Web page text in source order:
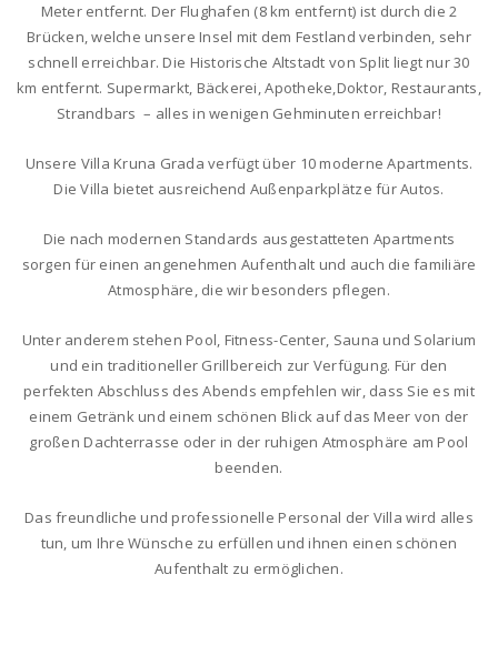
Meter entfernt. Der Flughafen (8 km entfernt) ist durch die 2
Brücken, welche unsere Insel mit dem Festland verbinden, sehr
schnell erreichbar. Die Historische Altstadt von Split liegt nur 30
km entfernt. Supermarkt, Bäckerei, Apotheke,Doktor, Restaurants,
Strandbars – alles in wenigen Gehminuten erreichbar!
Unsere Villa Kruna Grada verfügt über 10 moderne Apartments.
Die Villa bietet ausreichend Außenparkplätze für Autos.
Die nach modernen Standards ausgestatteten Apartments
sorgen für einen angenehmen Aufenthalt und auch die familiäre
Atmosphäre, die wir besonders pflegen.
Unter anderem stehen Pool, Fitness-Center, Sauna und Solarium
und ein traditioneller Grillbereich zur Verfügung. Für den
perfekten Abschluss des Abends empfehlen wir, dass Sie es mit
einem Getränk und einem schönen Blick auf das Meer von der
großen Dachterrasse oder in der ruhigen Atmosphäre am Pool
beenden.
Das freundliche und professionelle Personal der Villa wird alles
tun, um Ihre Wünsche zu erfüllen und ihnen einen schönen
Aufenthalt zu ermöglichen.